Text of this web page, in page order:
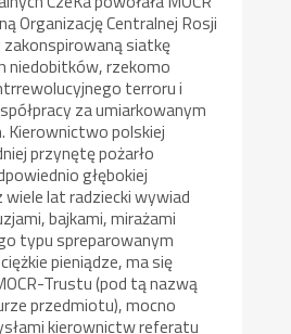
Organizację Centralnej Rosji
zakonspirowaną siatkę
niedobitków, rzekomo
terroru i
za umiarkowanym
Kierownictwo polskiej
przynętę pożarło
głębokiej
lat radziecki wywiad
bajkami, mirażami
typu spreparowanym
pieniądze, ma się
Trustu (pod tą nazwą
przedmiotu), mocno
kierownictw referatu